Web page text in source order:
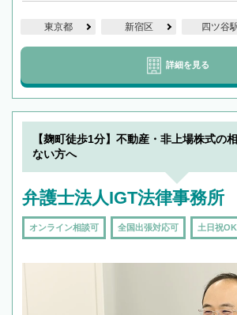
東京都 新宿区 四ツ谷
詳細を見る
【麹町徒歩1分】不動産・非上場株式の
ない方へ
弁護士法人IGT法律事務所
オンライン相談可 全国出張対応可 土日祝OK